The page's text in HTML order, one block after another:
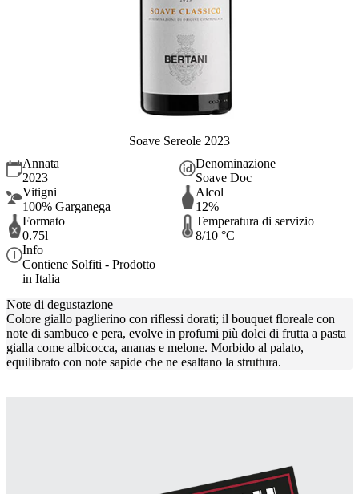
Soave Sereole 2023
Annata
2023
Denominazione
Soave Doc
Vitigni
100% Garganega
Alcol
12%
Formato
0.75l
Temperatura di servizio
8/10 °C
Info
Contiene Solfiti - Prodotto
in Italia
Note di degustazione
Colore giallo paglierino con riflessi dorati; il bouquet floreale con
note di sambuco e pera, evolve in profumi più dolci di frutta a pasta
gialla come albicocca, ananas e melone. Morbido al palato,
equilibrato con note sapide che ne esaltano la struttura.